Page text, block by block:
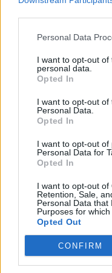
Personal Data
I want to opt-out
personal data.
Opted In
I want to opt-out of
Personal Data.
Opted In
I want to opt-out of
Personal Data for
Opted In
I want to opt-out of
Retention, Sale,
Personal Data that
Purposes for which
Opted Out
CONFIRM
Facebook Accède à
Désactivez-le
Comment tourner la
Découvrez la clé simple
6 phrases puissantes
Couple : les surnoms
monde (et les 5
Variations du 69 : les